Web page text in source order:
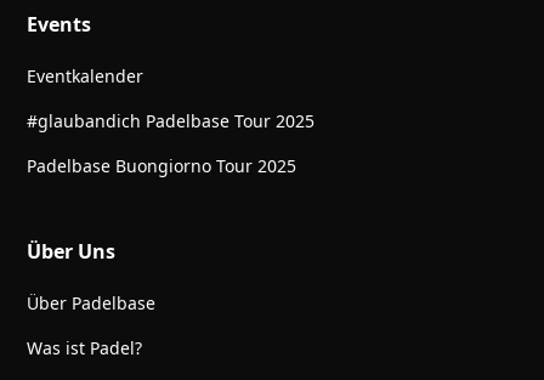
Events
Eventkalender
#glaubandich Padelbase Tour 2025
Padelbase Buongiorno Tour 2025
Über Uns
Über Padelbase
Was ist Padel?